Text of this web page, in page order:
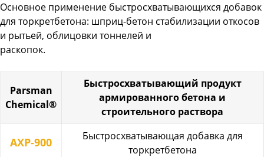
Основное применение быстросхватывающихся добавок
для торкретбетона: шприц-бетон стабилизации откосов
и рытьей, облицовки тоннелей и
раскопок.
Parsman
Chemical®
Быстросхватывающий продукт
армированного бетона и
строительного раствора
AXP-900
Быстросхватывающая добавка для
торкретбетона